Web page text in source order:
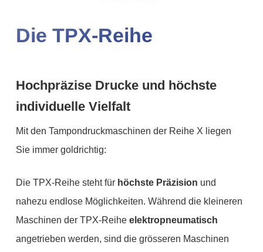
Die TPX-Reihe
Hochpräzise Drucke und höchste
individuelle Vielfalt
Mit den Tampondruckmaschinen der Reihe X liegen
Sie immer goldrichtig:
Die TPX-Reihe steht für höchste Präzision und
nahezu endlose Möglichkeiten. Während die kleineren
Maschinen der TPX-Reihe elektropneumatisch
angetrieben werden, sind die grösseren Maschinen